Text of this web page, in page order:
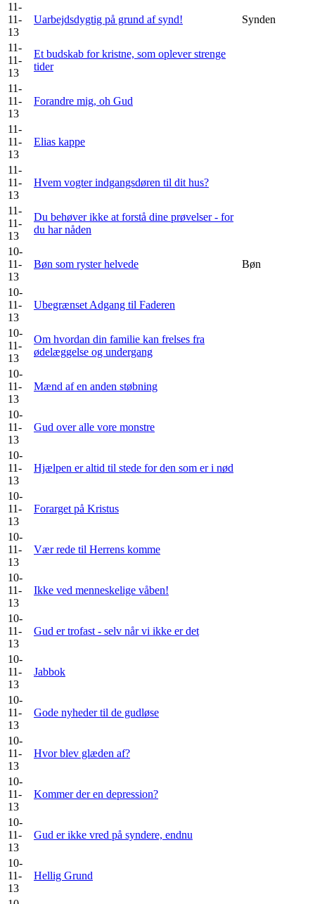
11-
11-
13
Uarbejdsdygtig på grund af synd! Synden
11-
11-
13
Et budskab for kristne, som oplever strenge
tider
11-
11-
13
Forandre mig, oh Gud
11-
11-
13
Elias kappe
11-
11-
13
Hvem vogter indgangsdøren til dit hus?
11-
11-
13
Du behøver ikke at forstå dine prøvelser - for
du har nåden
10-
11-
13
Bøn som ryster helvede Bøn
10-
11-
13
Ubegrænset Adgang til Faderen
10-
11-
13
Om hvordan din familie kan frelses fra
ødelæggelse og undergang
10-
11-
13
Mænd af en anden støbning
10-
11-
13
Gud over alle vore monstre
10-
11-
13
Hjælpen er altid til stede for den som er i nød
10-
11-
13
Forarget på Kristus
10-
11-
13
Vær rede til Herrens komme
10-
11-
13
Ikke ved menneskelige våben!
10-
11-
13
Gud er trofast - selv når vi ikke er det
10-
11-
13
Jabbok
10-
11-
13
Gode nyheder til de gudløse
10-
11-
13
Hvor blev glæden af?
10-
11-
13
Kommer der en depression?
10-
11-
13
Gud er ikke vred på syndere, endnu
10-
11-
13
Hellig Grund